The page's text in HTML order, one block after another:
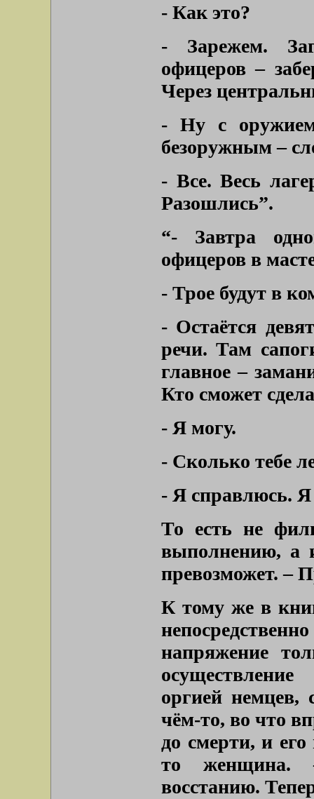
- Как это?
- Зарежем.
офицеров –
Через
- Ну с
безоружным –
- Все. Весь
Разошлись”.
“- Завтра
офицеров в
- Трое будут в
- Остаётся
речи. Там
главное –
Кто сможет
- Я могу.
- Сколько тебе
- Я справлюсь.
То есть не
выполнению, а
превозможет. –
К тому же в
напряжение
оргией немцев,
чём-то, во что
до смерти, и
то женщина.
восстанию.